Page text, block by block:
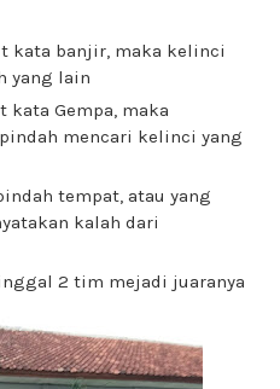
kata banjir, maka kelinci
yang lain
kata Gempa, maka
mencari kelinci yang
tempat, atau yang
kalah dari
2 tim mejadi juaranya